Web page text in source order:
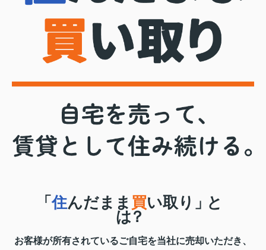
「住んだまま 買い取り 」 と
は？
お客様が所有されているご自宅を当社に売却いただき、